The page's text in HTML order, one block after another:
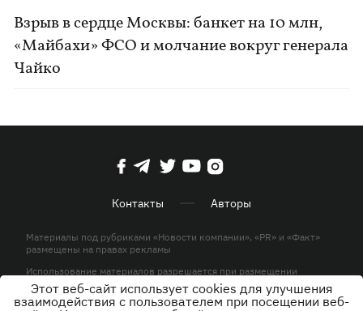
Взрыв в сердце Москвы: банкет на 10 млн,
«Майбахи» ФСО и молчание вокруг генерала
Чайко
Контакты Авторы
Материалы под рубриками «Новости компании», «PR» и «Факт»
размещены на правах рекламы
Использование материалов разрешается при размещении
активной гиперссылки на KP.UA в первом абзаце.
© ООО «ЮЛАВ МЕДИА»,2026. Все права защищены.
Этот веб-сайт использует cookies для улучшения
взаимодействия с пользователем при посещении веб-